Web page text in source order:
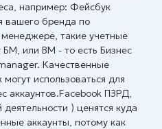
например: Фейсбук
вашего бренда по
такие учетные
или BM - то есть Бизнес
Качественные
использоваться для
аккаунтов.Facebook ПЗРД,
) ценятся куда
аккаунты, потому как